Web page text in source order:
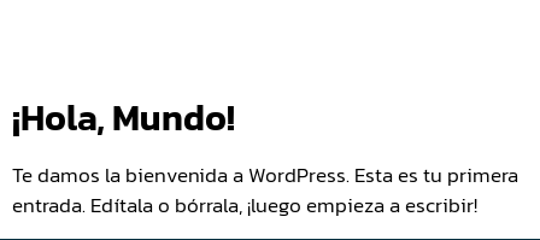
¡Hola, Mundo!
Te damos la bienvenida a WordPress. Esta es tu primera
entrada. Edítala o bórrala, ¡luego empieza a escribir!